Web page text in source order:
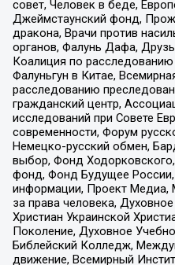
совет, Человек в беде,
Джеймстаунский фонд,
дракона, Врачи против
органов, Фалунь Дафа,
Коалиция по
Фалуньгун в Китае,
расследованию
гражданский центр,
исследований при Совете
современности, Форум
Немецко-русский обмен,
выбор, Фонд
фонд, Фонд Будущее
информации, Проект Медиа,
за права человека,
Христиан Украинской
Поколение, Духовное
Библейский Колледж,
движение, Всемирный